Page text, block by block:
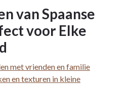
van Spaanse
voor Elke
met vrienden en familie
en texturen in kleine